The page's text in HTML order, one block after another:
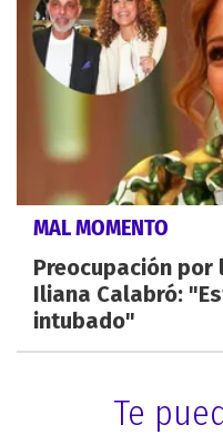
MAL MOMENTO
Preocupación
Iliana Calabró:
intubado"
Te